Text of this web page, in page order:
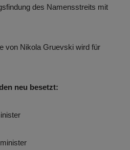
des Namensstreits mit
von Nikola Gruevski wird für
neu besetzt: